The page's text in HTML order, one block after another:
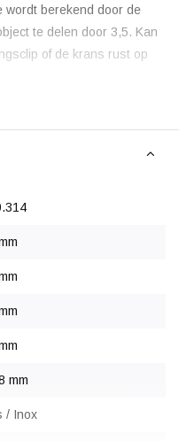
berekend door de
te delen door 3,5. Kan
of de krans rust op
mm
/ Inox